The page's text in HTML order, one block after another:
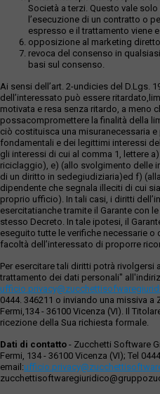
Società a terzi. Questo vale
l’esecuzione di un contratto o
espresso e il trattamento viene
opposizione al marketing
revoca del consenso in
basi sul consenso.
Ai sensi dell’art. 2-undicies del D.Lgs.
dell’interessato può essere
motivata e resa senza ritardo, a meno
possacompromettere la finalità della
ciò costituisca una misuranecessaria
fondamentali e dei legittimi interessi
gli interessi di cui al comma 1, lettere
riciclaggio), e) (allo svolgimento delle
di un diritto in sedegiudiziaria)ed f)
dipendente che segnala illeciti di cui
proprio ufficio). In tali casi, i diritti
esercitatianche tramite il Garante con
stesso Decreto. In tale ipotesi, il
eseguito tutte le verifiche necessarie o
facoltà dell’interessato di proporre
Per esercitare tali diritti potrà rivolgersi
trattamento dei dati personali"
0444. 346211 o inviando una missiva
Fermi,134 - 36100 Vicenza (VI). Il
ricezione della Sua richiesta formale.
Dati di contatto - Zucchetti Software
Fermi, 134 - 36100 Vicenza (VI); Tel
email: